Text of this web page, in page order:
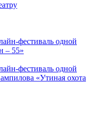
фестиваль одной
– 55»
фестиваль одной
«Утиная охота